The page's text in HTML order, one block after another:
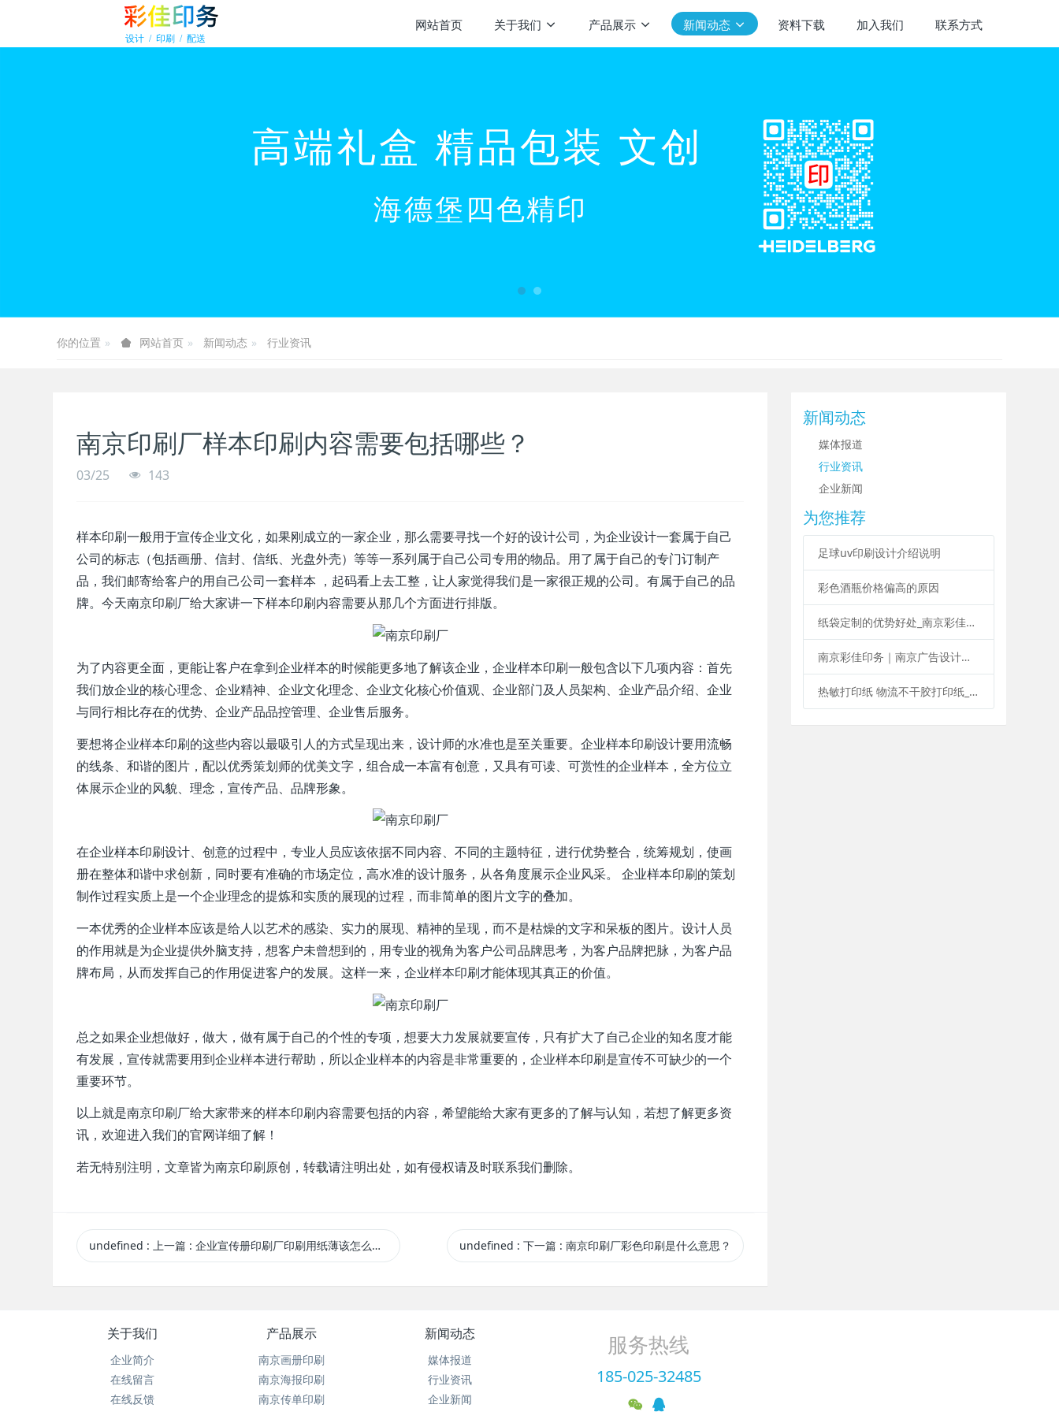
网站首页 关于我们 产品展示 新闻动态 资料下载 加入我们 联系方式
你的位置 网站首页 新闻动态 行业资讯
南京印刷厂样本印刷内容需要包括哪些？
03/25 143
样本印刷一般用于宣传企业文化，如果刚成立的一家企业，那么需要寻找一个好的设计公司，为企业设计一套属于自己
公司的标志（包括画册、信封、信纸、光盘外壳）等等一系列属于自己公司专用的物品。用了属于自己的专门订制产
品，我们邮寄给客户的用自己公司一套样本 ，起码看上去工整，让人家觉得我们是一家很正规的公司。有属于自己的品
牌。今天南京印刷厂给大家讲一下样本印刷内容需要从那几个方面进行排版。
为了内容更全面，更能让客户在拿到企业样本的时候能更多地了解该企业，企业样本印刷一般包含以下几项内容：首先
我们放企业的核心理念、企业精神、企业文化理念、企业文化核心价值观、企业部门及人员架构、企业产品介绍、企业
与同行相比存在的优势、企业产品品控管理、企业售后服务。
要想将企业样本印刷的这些内容以最吸引人的方式呈现出来，设计师的水准也是至关重要。企业样本印刷设计要用流畅
的线条、和谐的图片，配以优秀策划师的优美文字，组合成一本富有创意，又具有可读、可赏性的企业样本，全方位立
体展示企业的风貌、理念，宣传产品、品牌形象。
在企业样本印刷设计、创意的过程中，专业人员应该依据不同内容、不同的主题特征，进行优势整合，统筹规划，使画
册在整体和谐中求创新，同时要有准确的市场定位，高水准的设计服务，从各角度展示企业风采。 企业样本印刷的策划
制作过程实质上是一个企业理念的提炼和实质的展现的过程，而非简单的图片文字的叠加。
一本优秀的企业样本应该是给人以艺术的感染、实力的展现、精神的呈现，而不是枯燥的文字和呆板的图片。设计人员
的作用就是为企业提供外脑支持，想客户未曾想到的，用专业的视角为客户公司品牌思考，为客户品牌把脉，为客户品
牌布局，从而发挥自己的作用促进客户的发展。这样一来，企业样本印刷才能体现其真正的价值。
总之如果企业想做好，做大，做有属于自己的个性的专项，想要大力发展就要宣传，只有扩大了自己企业的知名度才能
有发展，宣传就需要用到企业样本进行帮助，所以企业样本的内容是非常重要的，企业样本印刷是宣传不可缺少的一个
重要环节。
以上就是南京印刷厂给大家带来的样本印刷内容需要包括的内容，希望能给大家有更多的了解与认知，若想了解更多资
讯，欢迎进入我们的官网详细了解！
若无特别注明，文章皆为南京印刷原创，转载请注明出处，如有侵权请及时联系我们删除。
undefined :上一篇 : 企业宣传册印刷厂印刷用纸薄该怎么解决？ undefined :下一篇 : 南京印刷厂彩色印刷是什么意思？
新闻动态
媒体报道
行业资讯
企业新闻
为您推荐
足球uv印刷设计介绍说明
彩色酒瓶价格偏高的原因
纸袋定制的优势好处_南京彩佳印务纸袋定制印刷
南京彩佳印务｜南京广告设计印刷制作一站式服务
热敏打印纸 物流不干胶打印纸_南京彩佳印务专业标签印刷
关于我们
企业简介
在线留言
在线反馈
产品展示
南京画册印刷
南京海报印刷
南京传单印刷
新闻动态
媒体报道
行业资讯
企业新闻
服务热线
185-025-32485